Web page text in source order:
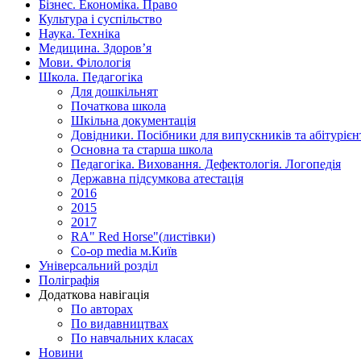
Бізнес. Економіка. Право
Культура і суспільство
Наука. Техніка
Медицина. Здоров’я
Мови. Філологія
Школа. Педагогіка
Для дошкільнят
Початкова школа
Шкільна документація
Довідники. Посібники для випускників та
Основна та старша школа
Педагогіка. Виховання. Дефектологія. Логопедія
Державна підсумкова атестація
2016
2015
2017
RA" Red Horse"(листівки)
Co-op media м.Київ
Універсальний розділ
Поліграфія
Додаткова навігація
По авторах
По видавництвах
По навчальних класах
Новини